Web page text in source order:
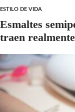
ESTILO DE VIDA
Esmaltes
traen